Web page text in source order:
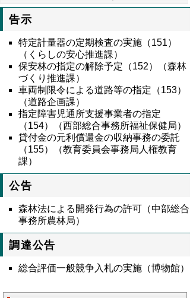
告示
特定計量器の定期検査の実施（151）
（くらしの安心推進課）
保安林の指定の解除予定（152）（森林
づくり推進課）
車両制限令による道路等の指定（153）
（道路企画課）
指定障害児通所支援事業者の指定
（154）（西部総合事務所福祉保健局）
貸付金の元利償還金の収納事務の委託
（155）（教育委員会事務局人権教育
課）
公告
森林法による開発行為の許可（中部総合
事務所農林局）
調達公告
総合評価一般競争入札の実施（博物館）